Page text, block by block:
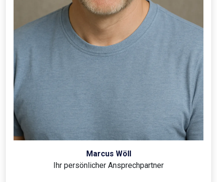
Marcus Wöll
Ihr persönlicher Ansprechpartner